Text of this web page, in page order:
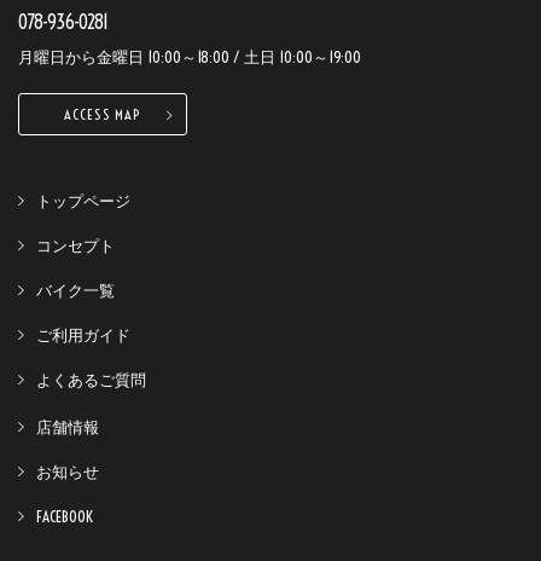
078-936-0281
月曜日から金曜日 10:00～18:00 / 土日 10:00～19:00
ACCESS MAP
トップページ
コンセプト
バイク一覧
ご利用ガイド
よくあるご質問
店舗情報
お知らせ
FACEBOOK